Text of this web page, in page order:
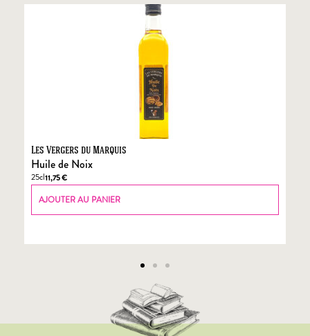
Les Vergers du Marquis
Huile de Noix
25cl11,75€
AJOUTER AU PANIER